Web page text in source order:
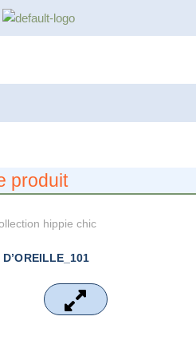
produit
hippie chic